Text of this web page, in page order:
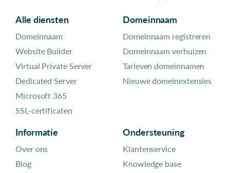
Alle diensten
Domeinnaam
Website Builder
Virtual Private Server
Dedicated Server
Microsoft 365
SSL-certificaten
Domeinnaam
Domeinnaam registreren
Domeinnaam verhuizen
Tarieven domeinnamen
Nieuwe domeinextensies
Informatie
Over ons
Blog
Ondersteuning
Klantenservice
Knowledge base